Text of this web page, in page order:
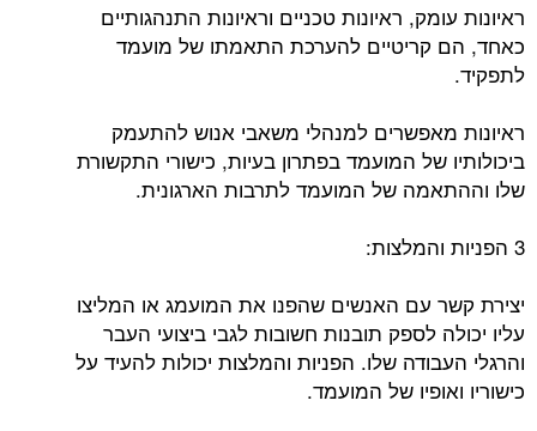
ראיונות עומק, ראיונות טכניים וראיונות התנהגותיים
כאחד, הם קריטיים להערכת התאמתו של מועמד
לתפקיד.
ראיונות מאפשרים למנהלי משאבי אנוש להתעמק
ביכולותיו של המועמד בפתרון בעיות, כישורי התקשורת
שלו וההתאמה של המועמד לתרבות הארגונית.
3 הפניות והמלצות:
יצירת קשר עם האנשים שהפנו את המועמג או המליצו
עליו יכולה לספק תובנות חשובות לגבי ביצועי העבר
והרגלי העבודה שלו. הפניות והמלצות יכולות להעיד על
כישוריו ואופיו של המועמד.